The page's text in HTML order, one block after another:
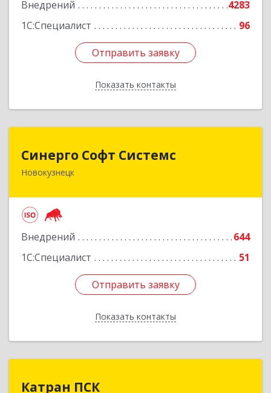
Внедрений
4283
1С:Специалист
96
Отправить заявку
Показать контакты
Отправить заявку
Назад
Синерго Софт Системс
Новокузнецк
Внедрений
644
1С:Специалист
51
Отправить заявку
Показать контакты
Синерго Софт Системс
654005, Кемеровская обл, Новокузнецк г,
Отправить заявку
Назад
Катран ПСК